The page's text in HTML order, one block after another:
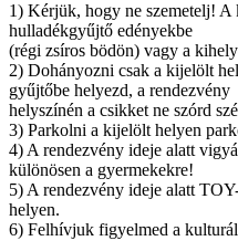
1) Kérjük, hogy ne szemetelj! A
hulladékgyűjtő edényekbe
(régi zsíros bödön) vagy a
2) Dohányozni csak a kijelölt
gyűjtőbe helyezd, a rendezvény
helyszínén a csikket ne szórd
3) Parkolni a kijelölt helyen
4) A rendezvény ideje alatt
különösen a gyermekekre!
5) A rendezvény ideje alatt
helyen.
6) Felhívjuk figyelmed a